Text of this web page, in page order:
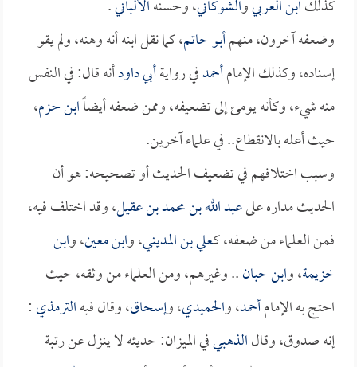
كذلكابن العربيوالشوكاني، وحسنهالألباني.
وضعفه آخرون، منهمأبو حاتم، كما نقل ابنه أنه وهنه، ولم يقو
إسناده، وكذلك الإمامأحمدفي روايةأبي داودأنه قال: في النفس
منه شيء، وكأنه يومئ إلى تضعيفه، وممن ضعفه أيضاًابن حزم،
حيث أعله بالانقطاع.. في علماء آخرين.
وسبب اختلافهم في تضعيف الحديث أو تصحيحه: هو أن
الحديث مداره علىعبد الله بن محمد بن عقيل، وقد اختلف فيه،
فمن العلماء من ضعفه، كـعلي بن المديني، وابن معين، وابن
خزيمة، وابن حبان.. وغيرهم، ومن العلماء من وثقه، حيث
احتج به الإمامأحمد، والحميدي، وإسحاق، وقال فيهالترمذي:
إنه صدوق، وقالالذهبيفي الميزان: حديثه لا ينزل عن رتبة